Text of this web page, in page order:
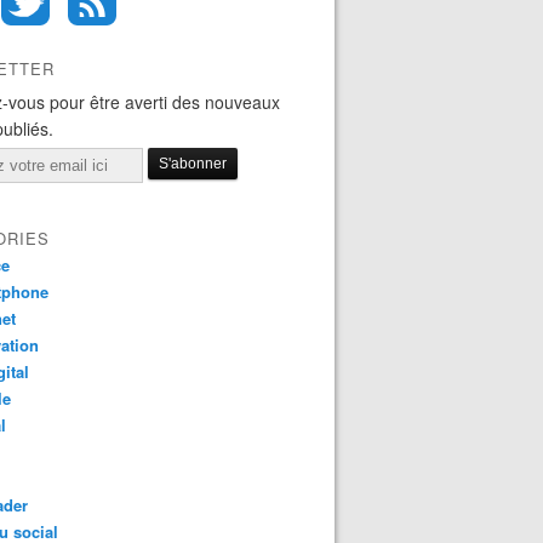
vous pour être averti des nouveaux
social